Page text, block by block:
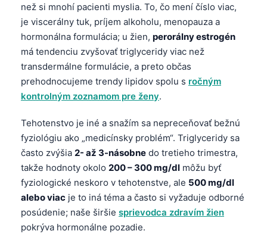
než si mnohí pacienti myslia. To, čo mení číslo viac,
je viscerálny tuk, príjem alkoholu, menopauza a
hormonálna formulácia; u žien, perorálny estrogén
má tendenciu zvyšovať triglyceridy viac než
transdermálne formulácie, a preto občas
prehodnocujeme trendy lipidov spolu s ročným
kontrolným zoznamom pre ženy.
Tehotenstvo je iné a snažím sa nepreceňovať bežnú
fyziológiu ako „medicínsky problém“. Triglyceridy sa
často zvýšia 2- až 3-násobne do tretieho trimestra,
takže hodnoty okolo 200 – 300 mg/dl môžu byť
fyziologické neskoro v tehotenstve, ale 500 mg/dl
alebo viac je to iná téma a často si vyžaduje odborné
posúdenie; naše širšie sprievodca zdravím žien
pokrýva hormonálne pozadie.